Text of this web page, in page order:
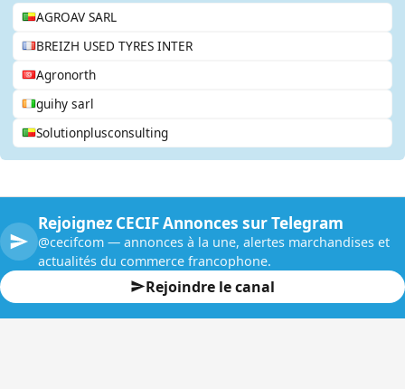
AGROAV SARL
BREIZH USED TYRES INTER
Agronorth
guihy sarl
Solutionplusconsulting
Rejoignez CECIF Annonces sur Telegram
@cecifcom — annonces à la une, alertes marchandises et
actualités du commerce francophone.
Rejoindre le canal